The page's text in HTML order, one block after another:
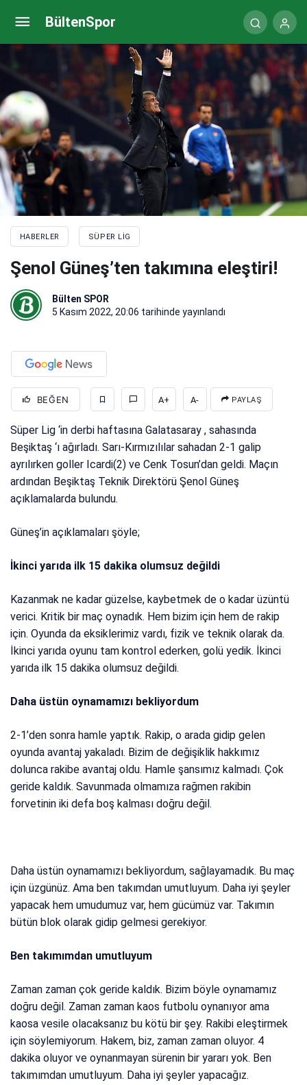
BültenSpor
HABERLER SÜPER LIG
Şenol Güneş’ten takımına eleştiri!
Bülten SPOR
5 Kasım 2022, 20:06 tarihinde yayınlandı
BEĞEN A+ A- PAYLAŞ
Süper Lig ‘in derbi haftasına Galatasaray , sahasında
Beşiktaş ‘ı ağırladı. Sarı-Kırmızılılar sahadan 2-1 galip
ayrılırken goller Icardi(2) ve Cenk Tosun’dan geldi. Maçın
ardından Beşiktaş Teknik Direktörü Şenol Güneş
açıklamalarda bulundu.
Güneş’in açıklamaları şöyle;
İkinci yarıda ilk 15 dakika olumsuz değildi
Kazanmak ne kadar güzelse, kaybetmek de o kadar üzüntü
verici. Kritik bir maç oynadık. Hem bizim için hem de rakip
için. Oyunda da eksiklerimiz vardı, fizik ve teknik olarak da.
İkinci yarıda oyunu tam kontrol ederken, golü yedik. İkinci
yarıda ilk 15 dakika olumsuz değildi.
Daha üstün oynamamızı bekliyordum
2-1’den sonra hamle yaptık. Rakip, o arada gidip gelen
oyunda avantaj yakaladı. Bizim de değişiklik hakkımız
dolunca rakibe avantaj oldu. Hamle şansımız kalmadı. Çok
geride kaldık. Savunmada olmamıza rağmen rakibin
forvetinin iki defa boş kalması doğru değil.
Daha üstün oynamamızı bekliyordum, sağlayamadık. Bu maç
için üzgünüz. Ama ben takımdan umutluyum. Daha iyi şeyler
yapacak hem umudumuz var, hem gücümüz var. Takımın
bütün blok olarak gidip gelmesi gerekiyor.
Ben takımımdan umutluyum
Zaman zaman çok geride kaldık. Bizim böyle oynamamız
doğru değil. Zaman zaman kaos futbolu oynanıyor ama
kaosa vesile olacaksanız bu kötü bir şey. Rakibi eleştirmek
için söylemiyorum. Hakem, biz, zaman zaman oluyor. 4
dakika oluyor ve oynanmayan sürenin bir yararı yok. Ben
takımımdan umutluyum. Daha iyi şeyler yapacağız.
Icardi: Liderlik için, şampiyonluk için çok önemliydi